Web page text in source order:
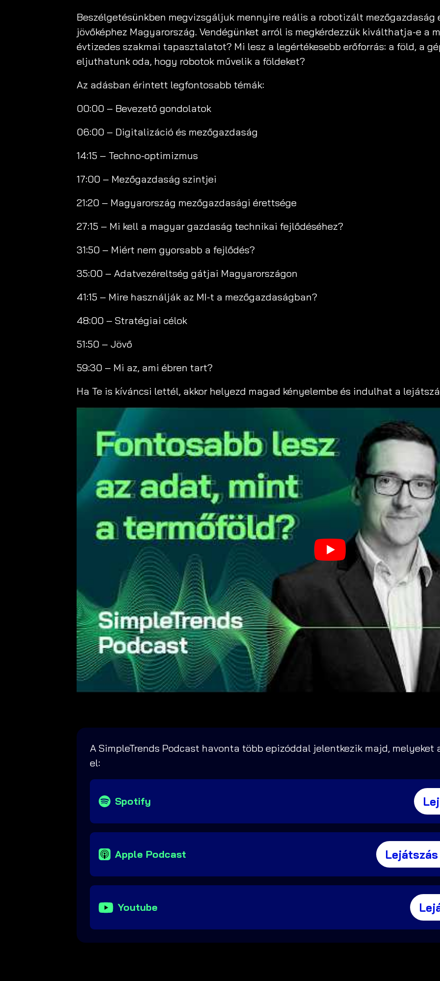
Beszélgetésünkben megvizsgáljuk mennyire reális a robotizált mezőgazdaság
jövőképhez Magyarország. Vendégünket arról is megkérdezzük kiválthatja-e a
évtizedes szakmai tapasztalatot? Mi lesz a legértékesebb erőforrás: a föld, a
eljuthatunk oda, hogy robotok művelik a földeket?
Az adásban érintett legfontosabb témák:
00:00 – Bevezető gondolatok
06:00 – Digitalizáció és mezőgazdaság
14:15 – Techno-optimizmus
17:00 – Mezőgazdaság szintjei
21:20 – Magyarország mezőgazdasági érettsége
27:15 – Mi kell a magyar gazdaság technikai fejlődéséhez?
31:50 – Miért nem gyorsabb a fejlődés?
35:00 – Adatvezéreltség gátjai Magyarországon
41:15 – Mire használják az MI-t a mezőgazdaságban?
48:00 – Stratégiai célok
51:50 – Jövő
59:30 – Mi az, ami ébren tart?
Ha Te is kíváncsi lettél, akkor helyezd magad kényelembe és indulhat a
A SimpleTrends Podcast havonta több epizóddal jelentkezik majd,
el:
Spotify
Apple Podcast
Youtube